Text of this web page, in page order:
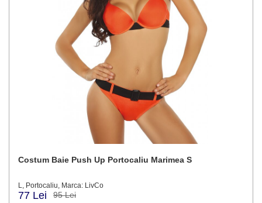
Costum Baie Push Up Portocaliu Marimea S
L, Portocaliu, Marca: LivCo
77 Lei 95 Lei